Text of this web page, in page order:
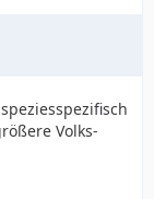
Volks-